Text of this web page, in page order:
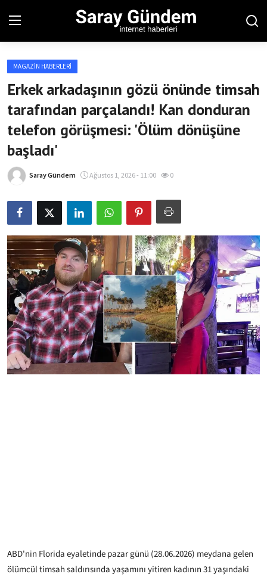
Ana Sayfa
Bölgesel
Son Dakika
Spor Haberleri
Magazin Haberleri
Dünya Haberleri
MAGAZIN HABERLERI
Erkek arkadaşının gözü önünde timsah
tarafından parçalandı! Kan donduran
telefon görüşmesi: 'Ölüm dönüşüne
başladı'
Saray Gündem Ağustos 1, 2026 - 11:00 0
ABD'nin Florida eyaletinde pazar günü (28.06.2026) meydana gelen
ölümcül timsah saldırısında yaşamını yitiren kadının 31 yaşındaki